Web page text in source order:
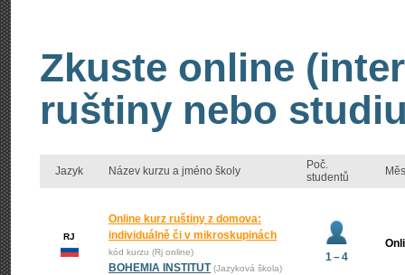
Zkuste online
ruštiny nebo
Jazyk Název kurzu a jméno školy
Poč.
studentů
RJ
Online kurz ruštiny z domova:
individuálně či v mikroskupinách
kód kurzu (Rj online)
BOHEMIA INSTITUT (Jazyková škola)
1 – 4